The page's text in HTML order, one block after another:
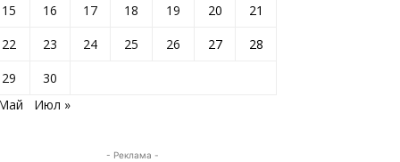
15 16 17 18 19 20
21
22
23 24 25 26 27
28
29
30
Июл »
- Реклама -